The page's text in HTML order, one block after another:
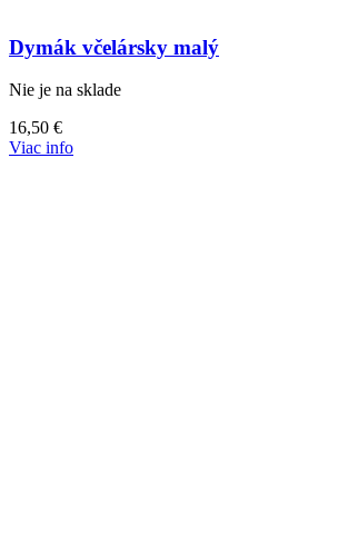
Dymák včelársky malý
Nie je na sklade
16,50 €
Viac info